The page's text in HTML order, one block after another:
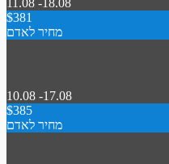
11.08 -18.08
$381
מחיר לאדם
10.08 -17.08
$385
מחיר לאדם